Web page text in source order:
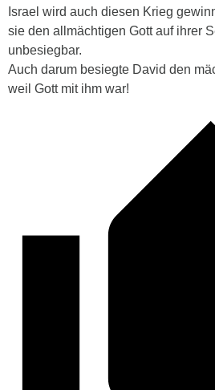
Israel wird auch diesen Krieg
sie den allmächtigen Gott auf ihrer
unbesiegbar.
Auch darum besiegte David den
weil Gott mit ihm war!